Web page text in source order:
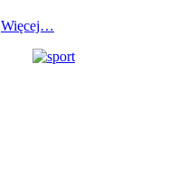
Więcej…